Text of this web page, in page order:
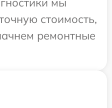
стоимость,
ремонтные